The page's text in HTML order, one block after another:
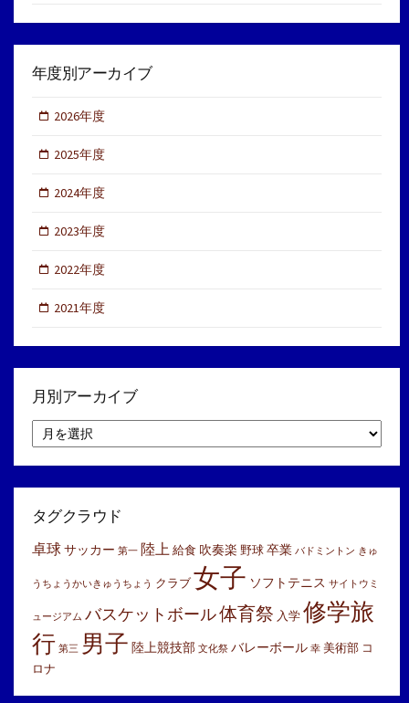
年度別アーカイブ
2026年度
2025年度
2024年度
2023年度
2022年度
2021年度
月別アーカイブ
別
イ
タグクラウド
卓球サッカー 第一 陸上 給食 吹奏楽 野球 卒業 バドミントン きゅ
うちょうかいきゅうちょう クラブ 女子 ソフトテニス サイトウミ
ュージアム バスケットボール体育祭 入学 修学旅
行 第三 男子 陸上競技部 文化祭 バレーボール 幸 美術部 コ
ロナ